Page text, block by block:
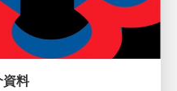
資料